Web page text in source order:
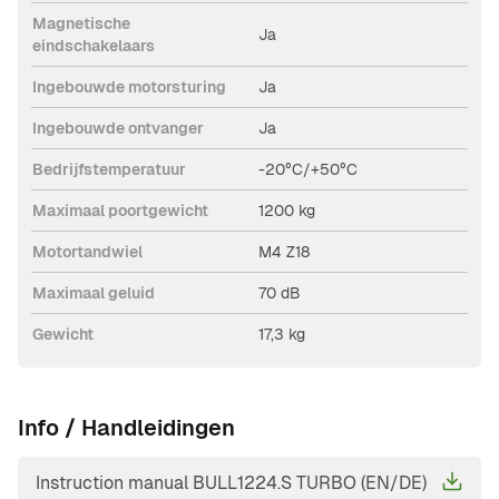
Magnetische
eindschakelaars
Ja
Ingebouwde motorsturing Ja
Ingebouwde ontvanger Ja
Bedrijfstemperatuur -20°C/+50°C
Maximaal poortgewicht 1200 kg
Motortandwiel M4 Z18
Maximaal geluid 70 dB
Gewicht 17,3 kg
Info / Handleidingen
Instruction manual BULL1224.S TURBO (EN/DE)